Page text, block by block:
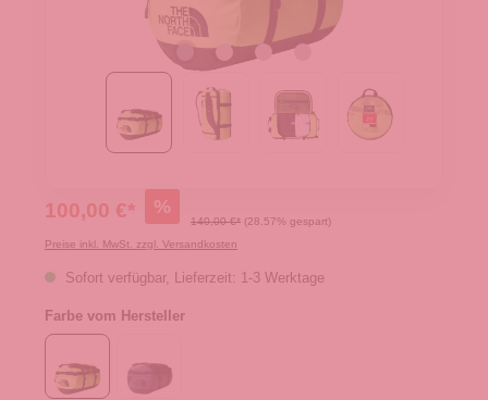
100,00 €* %
140,00 €* (28.57% gespart)
Preise inkl. MwSt. zzgl. Versandkosten
Sofort verfügbar, Lieferzeit: 1-3 Werktage
Farbe vom Hersteller